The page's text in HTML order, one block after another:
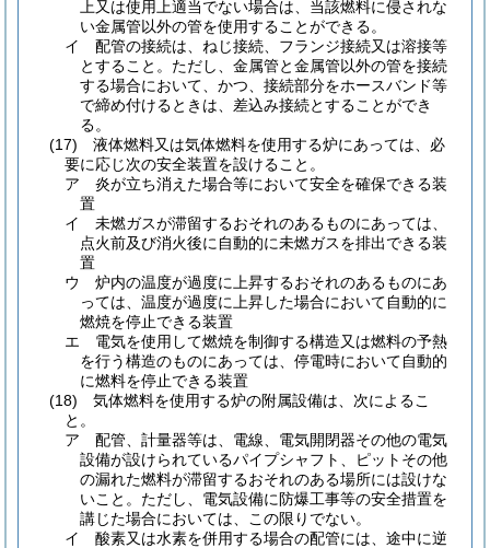
上又は使用上適当でない場合は、当該燃料に侵されな
い金属管以外の管を使用することができる。
イ
配管の接続は、ねじ接続、フランジ接続又は溶接等
とすること。 ただし、金属管と金属管以外の管を接続
する場合において、かつ、接続部分をホースバンド等
で締め付けるときは、差込み接続とすることができ
る。
(17)
液体燃料又は気体燃料を使用する炉にあっては、必
要に応じ次の安全装置を設けること。
ア
炎が立ち消えた場合等において安全を確保できる装
置
イ
未燃ガスが滞留するおそれのあるものにあっては、
点火前及び消火後に自動的に未燃ガスを排出できる装
置
ウ
炉内の温度が過度に上昇するおそれのあるものにあ
っては、温度が過度に上昇した場合において自動的に
燃焼を停止できる装置
エ
電気を使用して燃焼を制御する構造又は燃料の予熱
を行う構造のものにあっては、停電時において自動的
に燃料を停止できる装置
(18)
気体燃料を使用する炉の附属設備は、次によるこ
と。
ア
配管、計量器等は、電線、電気開閉器その他の電気
設備が設けられているパイプシャフト、ピットその他
の漏れた燃料が滞留するおそれのある場所には設けな
いこと。 ただし、電気設備に防爆工事等の安全措置を
講じた場合においては、この限りでない。
イ
酸素又は水素を併用する場合の配管には、途中に逆